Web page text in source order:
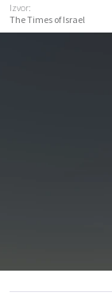
Izvor:
The Times of Israel